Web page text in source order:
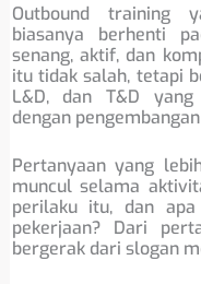
Outbound training
biasanya berhenti
senang, aktif, dan
itu tidak salah, tetapi
L&D, dan T&D yang
dengan
Pertanyaan yang
muncul selama
perilaku itu, dan
pekerjaan? Dari
bergerak dari slogan